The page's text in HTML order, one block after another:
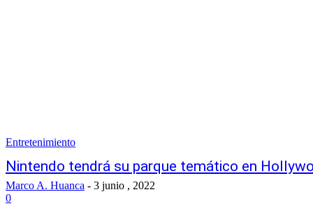
Entretenimiento
Nintendo tendrá su parque temático en
Marco A. Huanca - 3 junio , 2022
0